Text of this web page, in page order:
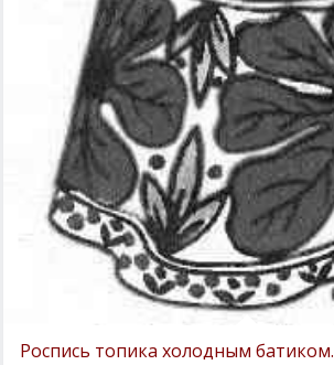
Роспись топика холодным батиком.